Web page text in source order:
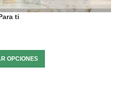
ti
OPCIONES